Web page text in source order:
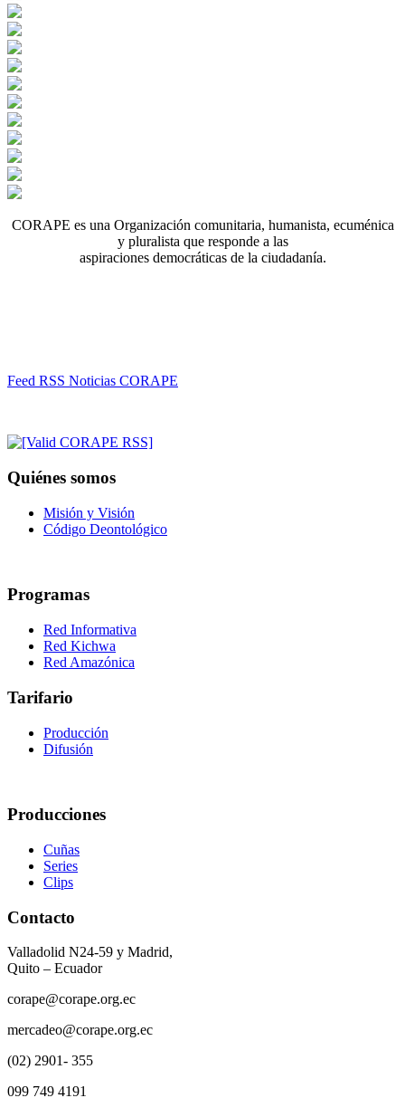
CORAPE es una Organización comunitaria, humanista, ecuménica
y pluralista que responde a las
aspiraciones democráticas de la ciudadanía.
Feed RSS Noticias CORAPE
Quiénes somos
Misión y Visión
Código Deontológico
Programas
Red Informativa
Red Kichwa
Red Amazónica
Tarifario
Producción
Difusión
Producciones
Cuñas
Series
Clips
Contacto
Valladolid N24-59 y Madrid,
Quito – Ecuador
corape@corape.org.ec
mercadeo@corape.org.ec
(02) 2901- 355
099 749 4191